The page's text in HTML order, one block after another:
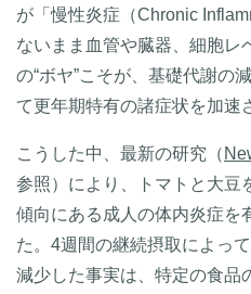
が「慢性炎症（Chronic
ないまま血管や臓器、細胞レ
の“ボヤ”こそが、基礎代謝の減
て更年期特有の諸症状を加速
こうした中、最新の研究（
参照）により、トマトと大豆
傾向にある成人の体内炎症を
た。4週間の継続摂取によっ
減少した事実は、特定の食品